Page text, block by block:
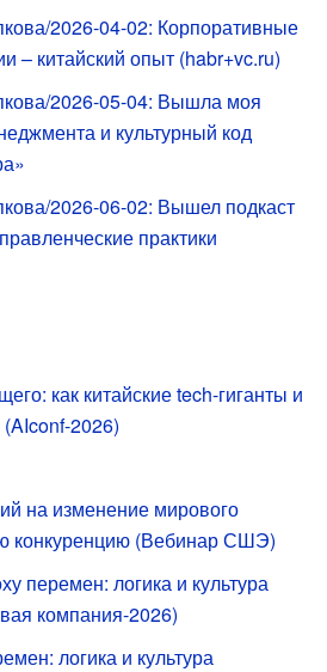
2026-04-02: Корпоративные
– китайский опыт (habr+vc.ru)
2026-05-04: Вышла моя
и культурный код
2026-06-02: Вышел подкаст
практики
как китайские tech-гиганты и
2026)
на изменение мирового
конкуренцию (Вебинар СШЭ)
перемен: логика и культура
компания-2026)
логика и культура